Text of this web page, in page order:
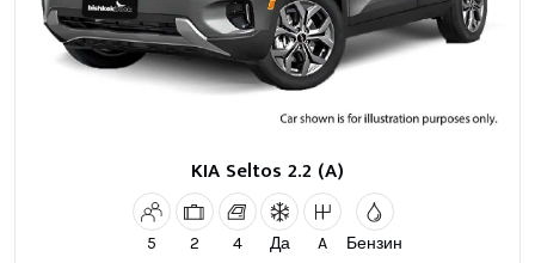
KIA Seltos 2.2 (A)
5 2 4 Да A Бензин